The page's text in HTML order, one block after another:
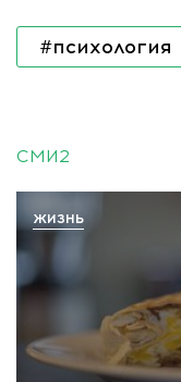
#психология
СМИ2
ЖИЗНЬ